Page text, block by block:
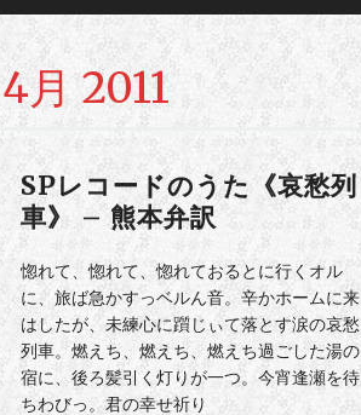
4月 2011
SPレコードのうた《哀愁列
車》 – 熊本弁訳
惚れて、惚れて、惚れておるとに行くオル
に、旅ば急かすっベルん音。辛かホームに来
はしたが、未練心に躓じぃて落とす涙の哀愁
列車。燃えち、燃えち、燃えち過ごした湯の
宿に、後ろ髪引く灯りが一つ。今宵逢瀬を待
ちわびっ。君の幸せ祈り